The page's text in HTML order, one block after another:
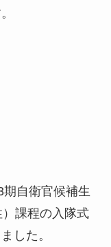
自衛官候補生
課程の入隊式
した。